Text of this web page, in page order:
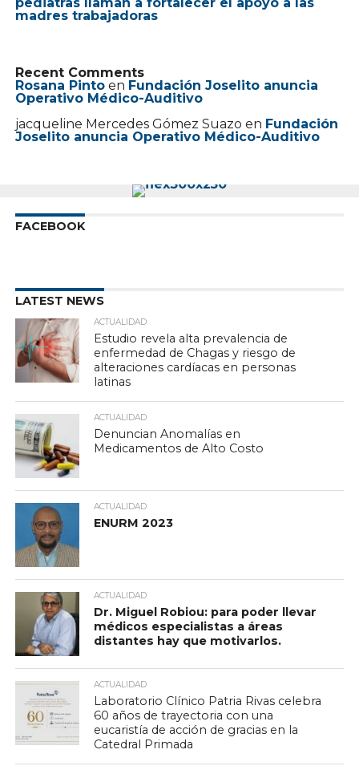
madres trabajadoras
Recent Comments
Rosana Pintoen Fundación Joselito anuncia
Operativo Médico-Auditivo
jacqueline Mercedes Gómez Suazo en Fundación
Joselito anuncia Operativo Médico-Auditivo
FACEBOOK
LATEST NEWS
ACTUALIDAD
Estudio revela alta prevalencia de
enfermedad de Chagas y riesgo de
alteraciones cardíacas en personas
latinas
ACTUALIDAD
Denuncian Anomalías en
Medicamentos de Alto Costo
ACTUALIDAD
ENURM 2023
ACTUALIDAD
Dr. Miguel Robiou: para poder llevar
médicos especialistas a áreas
distantes hay que motivarlos.
ACTUALIDAD
Laboratorio Clínico Patria Rivas celebra
60 años de trayectoria con una
eucaristía de acción de gracias en la
Catedral Primada